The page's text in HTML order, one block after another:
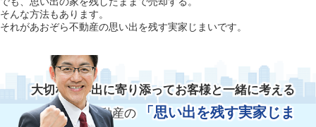
そんな方法もあります。
それがあおぞら不動産の思い出を残す実家じまいです。
大切な思い出に寄り添ってお客様と一緒に考える
あおぞら不動産の
「思い出を残す実家じま